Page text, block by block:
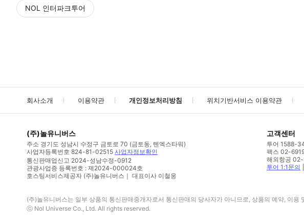
NOL 인터파크투어
회사소개 이용약관 개인정보처리방침 위치기반서비스 이용약관
(주)놀유니버스
주소 경기도 성남시 수정구 금토로 70 (금토동, 텐엑스타워)
사업자등록번호 824-81-02515 사업자정보확인
통신판매업신고 2024-성남수정-0912
관광사업증 등록번호 : 제2024-000024호
호스팅서비스제공자 (주)놀유니버스｜ 대표이사 이철웅
고객센터
투어 1588-
팩스 02-
해외항공
투어 1:1문의
(주)놀유니버스는 일부 상품의 통신판매중개자로서 통신판매의 당사자가 아니므로, 상품의 예약, 이용
ⓒ Nol Universe Co., Ltd. All rights reserved.